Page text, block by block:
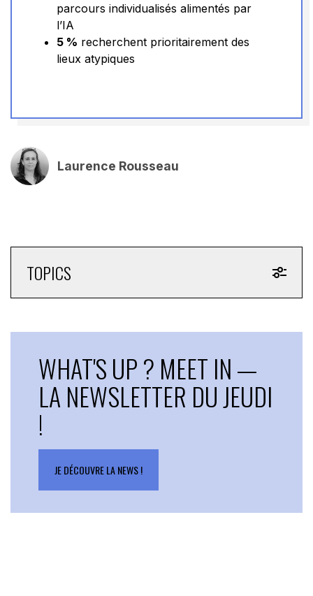
parcours individualisés alimentés par
l’IA
5 % recherchent prioritairement des
lieux atypiques
Laurence Rousseau
TOPICS
WHAT'S UP ? MEET IN —
LA NEWSLETTER DU JEUDI
!
JE DÉCOUVRE LA NEWS !